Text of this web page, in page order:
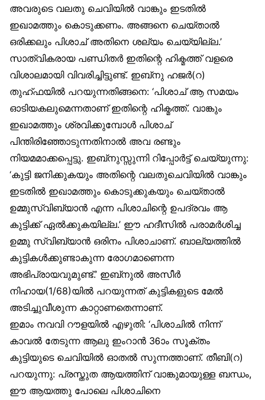
അവരുടെ വലതു ചെവിയിൽ വാങ്കും ഇടതിൽ
ഇഖാമത്തും കൊടുക്കണം. അങ്ങനെ ചെയ്താൽ
ഒരിക്കലും പിശാച് അതിനെ ശല്യം ചെയ്യില്ല.’
സാത്വികരായ പണ്ഡിതർ ഇതിന്റെ ഹിക്മത്ത് വളരെ
വിശാലമായി വിവരിച്ചിട്ടുണ്ട്. ഇബ്‌നു ഹജർ(റ)
തുഹ്ഫയിൽ പറയുന്നതിങ്ങനെ: ‘പിശാച് ആ സമയം
ഓടിയകലുമെന്നതാണ് ഇതിന്റെ ഹിക്മത്ത്. വാങ്കും
ഇഖാമത്തും ശ്രവിക്കുമ്പോൾ പിശാച്
പിന്തിരിഞ്ഞോടുന്നതിനാൽ അവ രണ്ടും
നിയമമാക്കപ്പെട്ടു. ഇബ്‌നുസ്സുന്നി റിപ്പോർട്ട് ചെയ്യുന്നു:
‘കുട്ടി ജനിക്കുകയും അതിന്റെ വലതുചെവിയിൽ വാങ്കും
ഇടതിൽ ഇഖാമത്തും കൊടുക്കുകയും ചെയ്താൽ
ഉമ്മുസ്വിബ്യാൻ എന്ന പിശാചിന്റെ ഉപദ്രവം ആ
കുട്ടിക്ക് ഏൽക്കുകയില്ല.’ ഈ ഹദീസിൽ പരാമർശിച്ച
ഉമ്മു സ്വിബ്‌യാൻ ഒരിനം പിശാചാണ്. ബാല്യത്തിൽ
കുട്ടികൾക്കുണ്ടാകുന്ന രോഗമാണെന്ന
അഭിപ്രായവുമുണ്ട്.’ ഇബ്‌നുൽ അസീർ
നിഹായ(1/68)യിൽ പറയുന്നത് കുട്ടികളുടെ മേൽ
അടിച്ചുവീശുന്ന കാറ്റാണതെന്നാണ്.
ഇമാം നവവി റൗളയിൽ എഴുതി: ‘പിശാചിൽ നിന്ന്
കാവൽ തേടുന്ന ആലു ഇംറാൻ 36ാം സൂക്തം
കുട്ടിയുടെ ചെവിയിൽ ഓതൽ സുന്നത്താണ്. തീബി(റ)
പറയുന്നു: പ്രസ്തുത ആയത്തിന് വാങ്കുമായുള്ള ബന്ധം,
ഈ ആയത്തു പോലെ പിശാചിനെ